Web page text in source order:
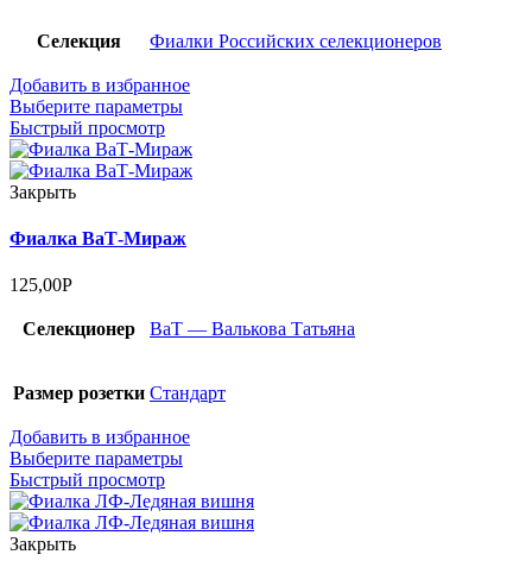
Селекция Фиалки Российских селекционеров
Добавить в избранное
Выберите параметры
Быстрый просмотр
Закрыть
Фиалка ВаТ-Мираж
125,00Р
Селекционер ВаТ — Валькова Татьяна
Размер розетки Стандарт
Добавить в избранное
Выберите параметры
Быстрый просмотр
Закрыть